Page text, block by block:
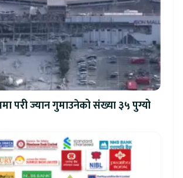
परी ज्यान गुमाउनेको संख्या ३५ पुग्यो